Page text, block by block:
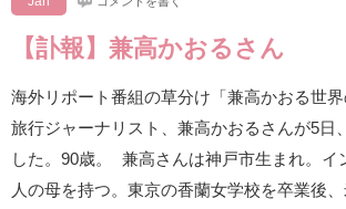
【訃報】兼高かおるさん
海外リポート番組の草分け「兼高かおる世
旅行ジャーナリスト、兼高かおるさんが5日
した。90歳。 兼高さんは神戸市生まれ。イ
人の母を持つ。東京の香蘭女学校を卒業後